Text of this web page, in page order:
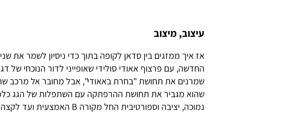
עיצוב, מיצוב
החדשה, עם פרצוף אאודי סולידי שאופייני לדור הנוכחי של
שמרנים את תחושת "בחרת באאודי", אבל מחובר אל מרכב
שהוא מגביר את תחושת ההרפתקה עם השתפלות של הגג
נמוכה, יציבה וספורטיבית החל מקורה B האמצעית ועד לקצה הזנב.